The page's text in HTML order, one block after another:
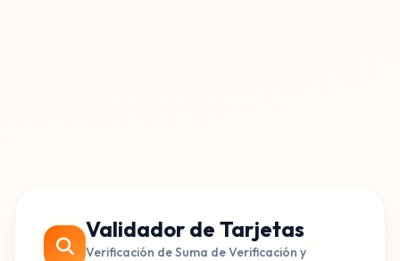
Validador de Tarjetas
Verificación de Suma de Verificación y